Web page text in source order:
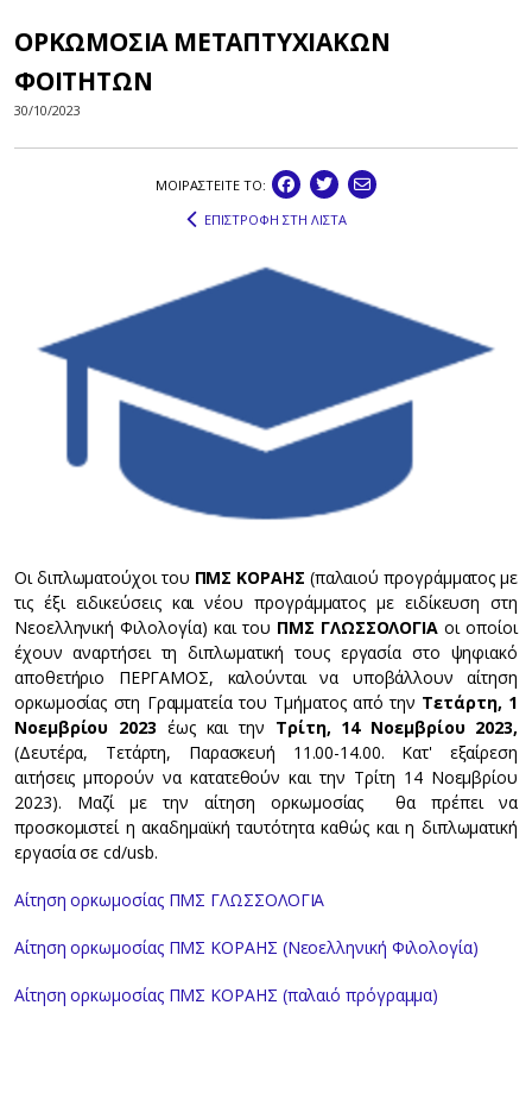
ΟΡΚΩΜΟΣΙΑ ΜΕΤΑΠΤΥΧΙΑΚΩΝ
ΦΟΙΤΗΤΩΝ
30/10/2023
ΜΟΙΡΑΣΤEIΤΕ ΤΟ:
ΕΠΙΣΤΡΟΦΗ ΣΤΗ ΛΙΣΤΑ
Οι διπλωματούχοι του ΠΜΣ ΚΟΡΑΗΣ (παλαιού προγράμματος με
τις έξι ειδικεύσεις και νέου προγράμματος με ειδίκευση στη
Νεοελληνική Φιλολογία) και του ΠΜΣ ΓΛΩΣΣΟΛΟΓΙΑ οι οποίοι
έχουν αναρτήσει τη διπλωματική τους εργασία στο ψηφιακό
αποθετήριο ΠΕΡΓΑΜΟΣ, καλούνται να υποβάλλουν αίτηση
ορκωμοσίας στη Γραμματεία του Τμήματος από την Τετάρτη, 1
Νοεμβρίου 2023 έως και την Τρίτη, 14 Νοεμβρίου 2023,
(Δευτέρα, Τετάρτη, Παρασκευή 11.00-14.00. Κατ' εξαίρεση
αιτήσεις μπορούν να κατατεθούν και την Τρίτη 14 Νοεμβρίου
2023). Μαζί με την αίτηση ορκωμοσίας θα πρέπει να
προσκομιστεί η ακαδημαϊκή ταυτότητα καθώς και η διπλωματική
εργασία σε cd/usb.
Αίτηση ορκωμοσίας ΠΜΣ ΓΛΩΣΣΟΛΟΓΙΑ
Αίτηση ορκωμοσίας ΠΜΣ ΚΟΡΑΗΣ (Νεοελληνική Φιλολογία)
Αίτηση ορκωμοσίας ΠΜΣ ΚΟΡΑΗΣ (παλαιό πρόγραμμα)